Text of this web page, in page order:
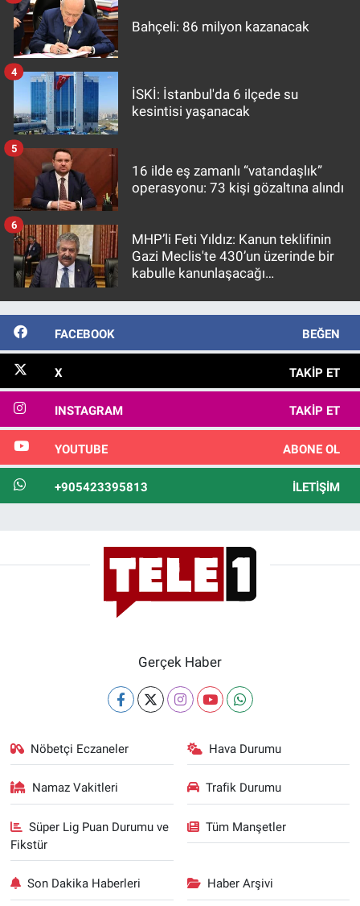
Bahçeli: 86 milyon kazanacak
İSKİ: İstanbul'da 6 ilçede su
kesintisi yaşanacak
4
16 ilde eş zamanlı “vatandaşlık”
operasyonu: 73 kişi gözaltına alındı
5
MHP’li Feti Yıldız: Kanun teklifinin
Gazi Meclis'te 430’un üzerinde bir
kabulle kanunlaşacağı
6
FACEBOOK BEĞEN
X TAKIP ET
INSTAGRAM TAKIP ET
YOUTUBE ABONE OL
+905423395813 İLETIŞIM
Gerçek Haber
Nöbetçi Eczaneler Hava Durumu
Namaz Vakitleri Trafik Durumu
Süper Lig Puan Durumu ve
Fikstür
Tüm Manşetler
Son Dakika Haberleri Haber Arşivi